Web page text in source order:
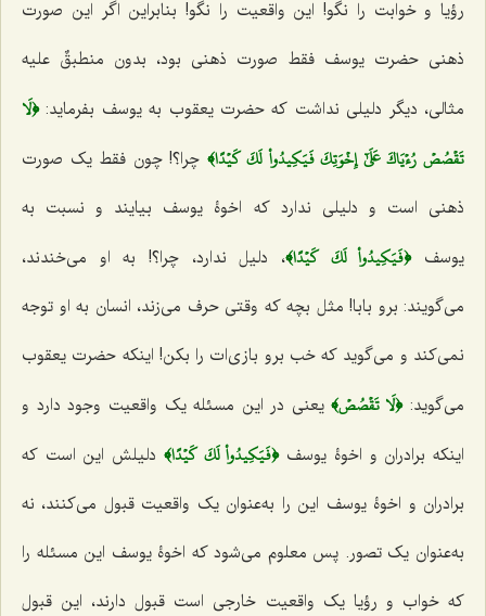
رؤیا و خوابت را نگو! این واقعیت را نگو! بنابراین اگر این صورت
ذهنی حضرت یوسف فقط صورت ذهنی بود، بدون منطبقٌ علیه
مثالی، دیگر دلیلی نداشت که حضرت یعقوب به یوسف بفرماید:﴿لَا
تَقۡصُصۡ رُءۡيَاكَ عَلَىٰٓ إِخۡوَتِكَ فَيَكِيدُواْ لَكَ كَيۡدًا﴾ چرا؟! چون فقط یک صورت
ذهنی است و دلیلی ندارد که اخوۀ یوسف بیایند و نسبت به
یوسف﴿فَيَكِيدُواْ لَكَ كَيۡدًا﴾، دلیل ندارد، چرا؟! به او می‌خندند،
می‌گویند: برو بابا! مثل بچه که وقتی حرف می‌زند، انسان به او توجه
نمی‌کند و می‌گوید که خب برو بازی‌ات را بکن! اینکه حضرت یعقوب
می‌گوید:﴿لَا تَقۡصُصۡ﴾ یعنی در این مسئله یک واقعیت وجود دارد و
اینکه برادران و اخوۀ یوسف﴿فَيَكِيدُواْ لَكَ كَيۡدًا﴾ دلیلش این است که
برادران و اخوۀ یوسف این را به‌عنوان یک واقعیت قبول می‌کنند، نه
به‌عنوان یک تصور. پس معلوم می‌شود که اخوۀ یوسف این مسئله را
که خواب و رؤیا یک واقعیت خارجی است قبول دارند، این قبول